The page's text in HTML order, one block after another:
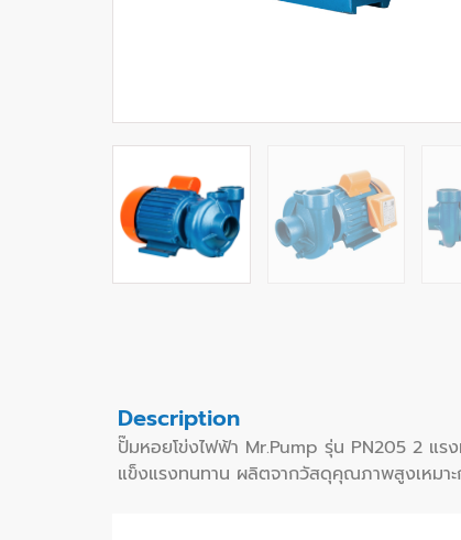
Description
ปั๊มหอยโข่งไฟฟ้า Mr.Pump รุ่น PN205 2 แ
แข็งแรงทนทาน ผลิตจากวัสดุคุณภาพสูงเหมาะ